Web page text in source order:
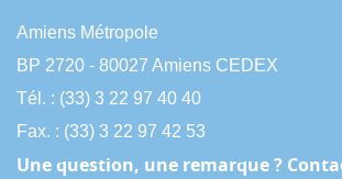
Amiens Métropole
BP 2720 - 80027 Amiens CEDEX
Tél. : (33) 3 22 97 40 40
Fax. : (33) 3 22 97 42 53
Une question, une remarque ?